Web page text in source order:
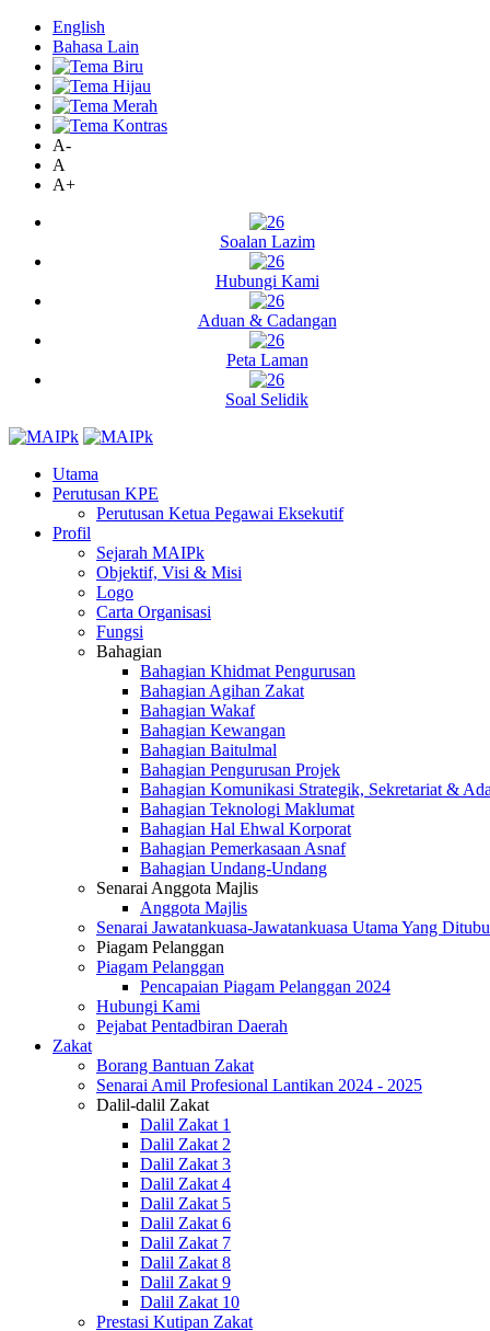
English
Bahasa Lain
A-
A
A+
Soalan Lazim
Hubungi Kami
Aduan & Cadangan
Peta Laman
Soal Selidik
Utama
Perutusan KPE
Perutusan Ketua Pegawai Eksekutif
Profil
Sejarah MAIPk
Objektif, Visi & Misi
Logo
Carta Organisasi
Fungsi
Bahagian
Bahagian Khidmat Pengurusan
Bahagian Agihan Zakat
Bahagian Wakaf
Bahagian Kewangan
Bahagian Baitulmal
Bahagian Pengurusan Projek
Bahagian Komunikasi Strategik, Sekretariat &
Bahagian Teknologi Maklumat
Bahagian Hal Ehwal Korporat
Bahagian Pemerkasaan Asnaf
Bahagian Undang-Undang
Senarai Anggota Majlis
Anggota Majlis
Senarai Jawatankuasa-Jawatankuasa Utama Yang
Piagam Pelanggan
Piagam Pelanggan
Pencapaian Piagam Pelanggan 2024
Hubungi Kami
Pejabat Pentadbiran Daerah
Zakat
Borang Bantuan Zakat
Senarai Amil Profesional Lantikan 2024 - 2025
Dalil-dalil Zakat
Dalil Zakat 1
Dalil Zakat 2
Dalil Zakat 3
Dalil Zakat 4
Dalil Zakat 5
Dalil Zakat 6
Dalil Zakat 7
Dalil Zakat 8
Dalil Zakat 9
Dalil Zakat 10
Prestasi Kutipan Zakat